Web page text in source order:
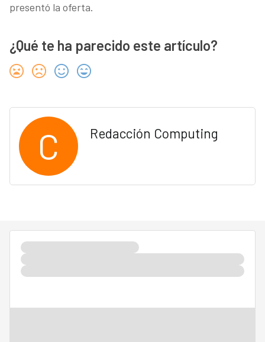
presentó la oferta.
¿Qué te ha parecido este artículo?
C Redacción Computing